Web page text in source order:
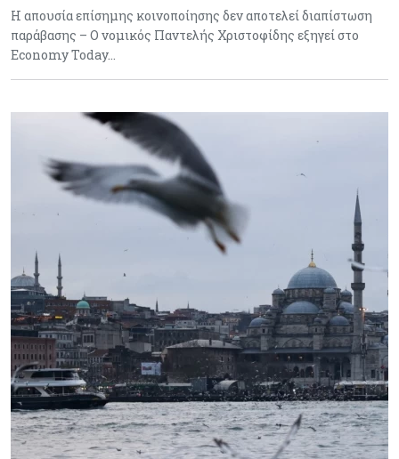
Η απουσία επίσημης κοινοποίησης δεν αποτελεί διαπίστωση
παράβασης – Ο νομικός Παντελής Χριστοφίδης εξηγεί στο
Economy Today…